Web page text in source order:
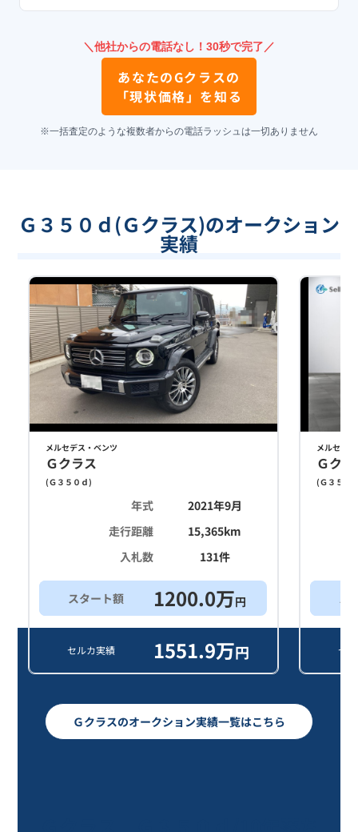
＼他社からの電話なし！30秒で完了／
あなたのGクラスの
「現状価格」を知る
※一括査定のような複数者からの電話ラッシュは一切ありません
Ｇ３５０ｄ(Ｇクラス)のオークション
実績
メルセデス・ベンツ
Ｇクラス
(Ｇ３５０ｄ)
年式
2021年9月
走行距離
15,365km
入札数
131件
スタート額 1200.0万円
セルカ実績 1551.9万円
メルセデ
Ｇク
(Ｇ３５０
セ
Ｇクラスのオークション実績一覧はこちら